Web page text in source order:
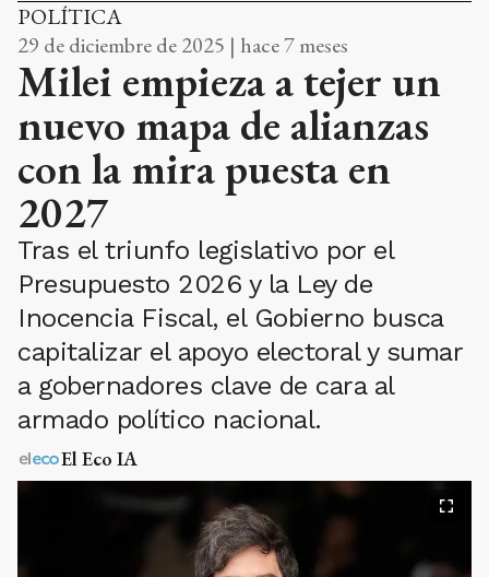
POLÍTICA
29 de diciembre de 2025 | hace 7 meses
Milei empieza a tejer un
nuevo mapa de alianzas
con la mira puesta en
2027
Tras el triunfo legislativo por el
Presupuesto 2026 y la Ley de
Inocencia Fiscal, el Gobierno busca
capitalizar el apoyo electoral y sumar
a gobernadores clave de cara al
armado político nacional.
El Eco IA